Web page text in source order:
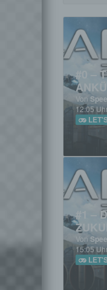
#0 –
Von
12:05
#1 –
Von
15:05